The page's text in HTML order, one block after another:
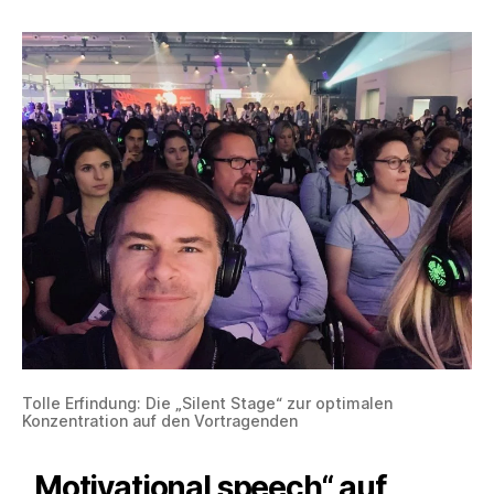
Tolle Erfindung: Die „Silent Stage“ zur optimalen
Konzentration auf den Vortragenden